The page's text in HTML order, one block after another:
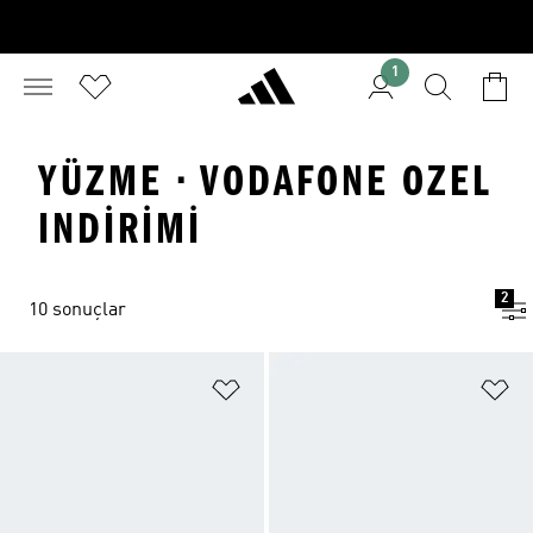
1
YÜZME · VODAFONE OZEL
INDIRIMI
10 sonuçlar
2